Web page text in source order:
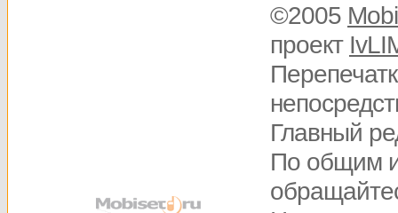
©2005
проект
Главный
По общим